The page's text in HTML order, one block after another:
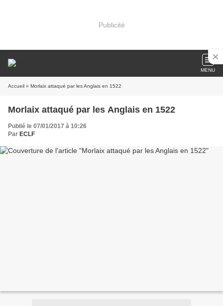
Publicité
MENU
Accueil » Morlaix attaqué par les Anglais en 1522
Morlaix attaqué par les Anglais en 1522
Publié le 07/01/2017 à 10:26
Par ECLF